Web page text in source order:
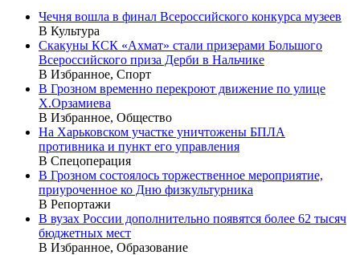
Чечня вошла в финал Всероссийского конкурса музеев
В Культура
Скакуны КСК «Ахмат» стали призерами Большого
Всероссийского приза Дерби в Нальчике
В Избранное, Спорт
В Грозном временно перекроют движение по улице
Х.Орзамиева
В Избранное, Общество
На Харьковском участке уничтожены БПЛА
противника и пункт его управления
В Спецоперация
В Грозном состоялось торжественное мероприятие,
приуроченное ко Дню физкультурника
В Репортажи
В вузах России дополнительно появятся более 62 тысяч
бюджетных мест
В Избранное, Образование